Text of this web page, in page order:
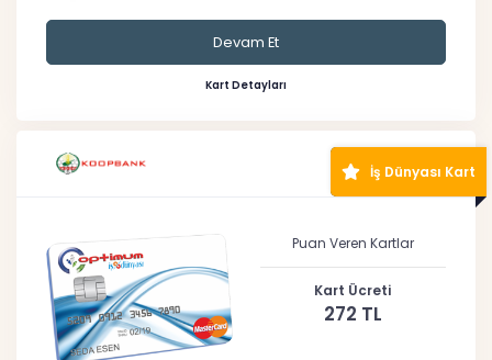
Devam Et
Kart Detayları
İş Dünyası Kart
Puan Veren Kartlar
Kart Ücreti
272 TL